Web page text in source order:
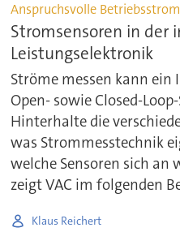
Anspruchsvolle
Stromsensoren in der
Leistungselektronik
Ströme messen kann
Open- sowie Closed-
Hinterhalte die
was Strommesstechnik
welche Sensoren sich
zeigt VAC im folgenden
Klaus Reichert